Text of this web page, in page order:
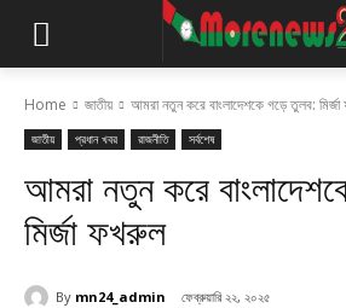
Home জাতীয় আমরা নতুন করে বাংলাদেশকে গড়ে তুলব:
জাতীয় প্রধান খবর রাজনীতি সর্বশেষ
আমরা নতুন করে
মির্জা ফখরুল
By mn24_admin ফেব্রুয়ারি ২২, ২০২৫